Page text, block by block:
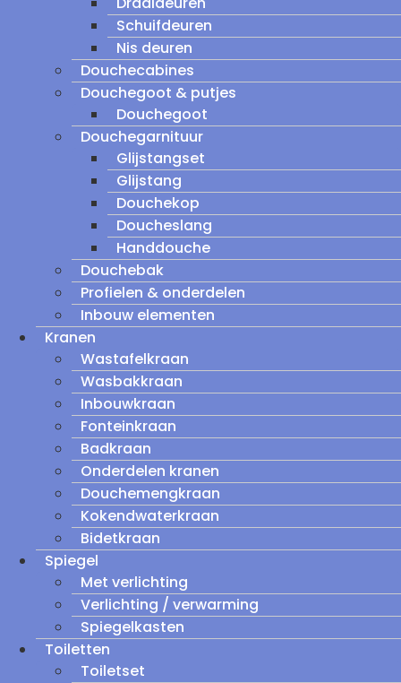
Schuifdeuren
Nis deuren
Douchecabines
Douchegoot & putjes
Douchegoot
Douchegarnituur
Glijstangset
Glijstang
Douchekop
Doucheslang
Handdouche
Douchebak
Profielen & onderdelen
Inbouw elementen
Kranen
Wastafelkraan
Wasbakkraan
Inbouwkraan
Fonteinkraan
Badkraan
Onderdelen kranen
Douchemengkraan
Kokendwaterkraan
Bidetkraan
Spiegel
Met verlichting
Verlichting / verwarming
Spiegelkasten
Toiletten
Toiletset